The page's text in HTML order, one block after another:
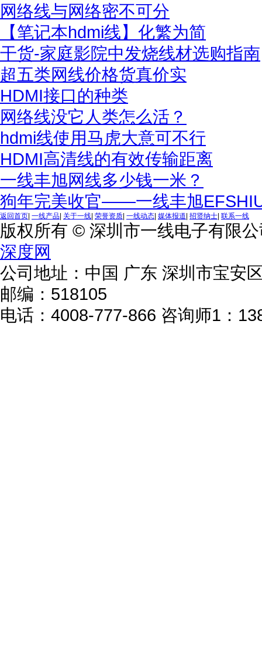
网络线与网络密不可分
【笔记本hdmi线】化繁为简
干货-家庭影院中发烧线材选购指南
超五类网线价格货真价实
HDMI接口的种类
网络线没它人类怎么活？
hdmi线使用马虎大意可不行
HDMI高清线的有效传输距离
一线丰旭网线多少钱一米？
狗年完美收官——一线丰旭
返回首页 一线产品 关于一线 荣誉资质 一线动态 媒体报道 招贤纳士 联系一线
版权所有 © 深圳市一线电子有限
深度网
公司地址：中国 广东 深圳市宝安
邮编：518105
电话：4008-777-866 咨询师1：